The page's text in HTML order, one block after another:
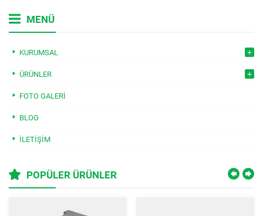
MENÜ
KURUMSAL
ÜRÜNLER
FOTO GALERI
BLOG
İLETIŞIM
POPÜLER ÜRÜNLER